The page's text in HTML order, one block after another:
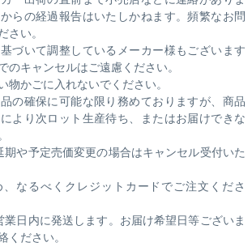
らの経過報告はいたしかねます。頻繁なお問
い。
づいて調整しているメーカー様もございます
のキャンセルはご遠慮ください。
物かごに入れないでください。
の確保に可能な限り務めておりますが、商品
より次ロット生産待ち、またはお届けできな
や予定売価変更の場合はキャンセル受付いた
なるべくクレジットカードでご注文くださ
日内に発送します。お届け希望日等ございま
ください。